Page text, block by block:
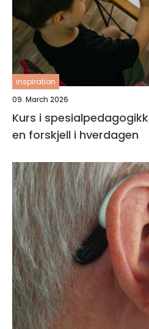
inspiration
09. March 2026
Kurs i spesialpedagogikk kunnskap som gjør
en forskjell i hverdagen